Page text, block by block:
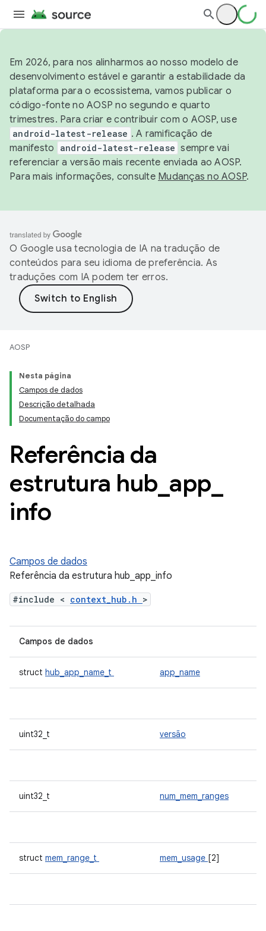
Em 2026, para nos alinharmos ao nosso modelo de
desenvolvimento estável e garantir a estabilidade da
plataforma para o ecossistema, vamos publicar o
código-fonte no AOSP no segundo e quarto
trimestres. Para criar e contribuir com o AOSP, use
android-latest-release . A ramificação de
manifesto
android-latest-release sempre vai
referenciar a versão mais recente enviada ao AOSP.
Para mais informações, consulte Mudanças no AOSP.
O Google usa tecnologia de IA na tradução de
conteúdos para seu idioma de preferência. As
traduções com IA podem ter erros.
AOSP
Nesta página
Campos de dados
Descrição detalhada
Documentação do campo
Referência da
estrutura hub app
info
Campos de dados
Referência da estrutura hub_app_info
#include < context_hub.h >
Campos de dados
struct hub_app_name_t app_name
uint32_t versão
uint32_t num_mem_ranges
struct mem_range_t mem_usage [2]